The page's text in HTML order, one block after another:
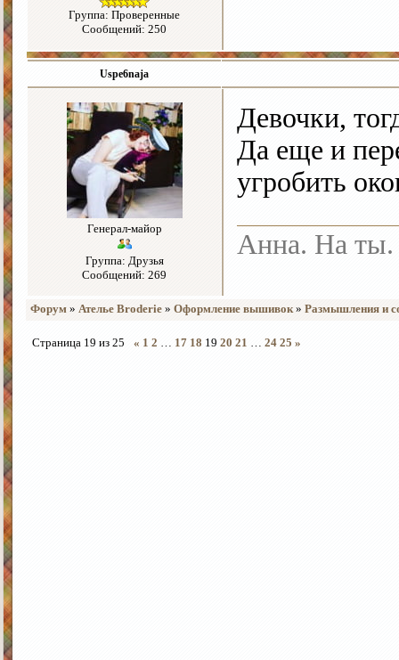
Группа: Проверенные
Сообщений: 250
Uspe6naja
Генерал-майор
Группа: Друзья
Сообщений: 269
Девочки,
Да еще и
угробить
Анна. На ты.
Форум » Ателье Broderie » Оформление вышивок» Размышления и
Страница 19 из 25 « 1 2 … 17 18 19 20 21 … 24 25 »